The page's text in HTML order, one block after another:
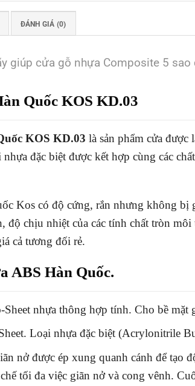
ĐÁNH GIÁ (0)
giúp cửa gỗ nhựa Composite 5 sao
Quốc KOS KD.03
KOS KD.03 là sản phẩm cửa
đặc biệt được kết hợp cùng các
Kos có độ cứng, rắn nhưng không
độ chịu nhiệt của các tính chất tròn
cả tương đối rẻ.
ABS Hàn Quốc.
nhựa thông hợp tính. Cho bề
Loại nhựa đặc biệt (Acrylonitrile
nở được ép xung quanh cánh để tạo
tối đa việc giãn nở và cong vênh.